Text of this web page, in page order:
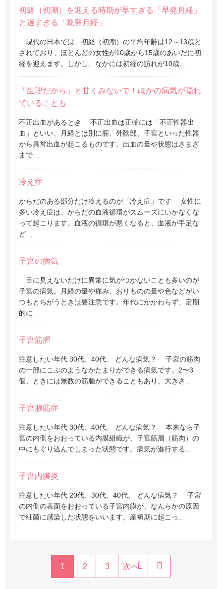
初経（初潮）を迎える時期が早すぎる「早発月経」
と遅すぎる「晩発月経」
現代の日本では、初経（初潮）の平均年齢は12～13歳と
されており、ほとんどの女性が10歳から15歳のあいだに初
経を迎えます。しかし、なかには初経の訪れが10歳…
「生理だから」と甘くみないで！ほかの病気が隠れ
ていることも
不正出血があるとき 不正出血は正確には「不正性器出
血」といい、月経とは別に腟、外陰部、子宮といった性器
から異常出血が起こるものです。出血の量や状態はさまざ
まで…
冷え症
からだのある部分だけ冷えるのが「冷え症」です 女性に
多い冷え症は、からだの血液循環がスムーズにいかなくな
って起こります。血液の循環が悪くなると、血液が手足な
ど…
子宮の病気
目に見えないだけに異常に気がつかないことも多いのが
子宮の病気。月経の量や痛み、おりものの量や色などがい
つもとちがうときは要注意です。年代にかかわらず、定期
的に…
子宮筋腫
注意したい年代 30代、40代。 どんな病気？ 子宮の筋肉
の一部にこぶのようなかたまりができる病気です。2〜3
個、ときには無数の筋腫ができることもあり、大きさ…
子宮腺筋症
注意したい年代 30代、40代。 どんな病気？ 本来なら子
宮の内側をおおっている内膜組織が、子宮筋層（筋肉）の
中にもぐり込んでしまった状態です。病気が進行する…
子宮内膜炎
注意したい年代 20代、30代、40代。 どんな病気？ 子宮
の内側の表面をおおっている子宮内膜が、なんらかの原因
で細菌に感染した状態をいいます。産褥期に起こっ…
1 2 3 次へ